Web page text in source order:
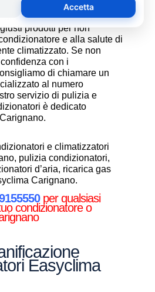
condizionatori è
deve essere fatta con
prodotti per non
e alla salute di
climatizzato. Se non
con i
di chiamare un
al numero
servizio di pulizia e
è dedicato
e climatizzatori
pulizia condizionatori,
d’aria, ricarica gas
Carignano.
per qualsiasi
condizionatore o
Easyclima